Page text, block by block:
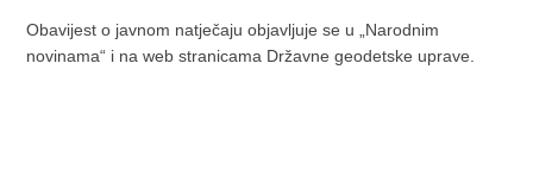
Obavijest o javnom natječaju objavljuje se u „Narodnim
novinama“ i na web stranicama Državne geodetske uprave.